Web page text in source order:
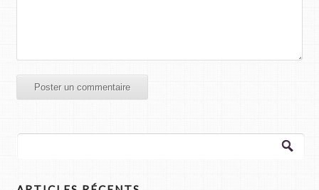
Rechercher :